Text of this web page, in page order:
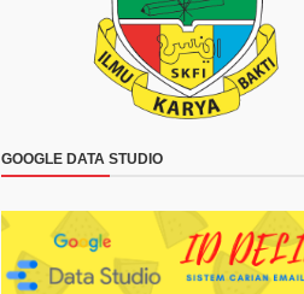
GOOGLE DATA STUDIO